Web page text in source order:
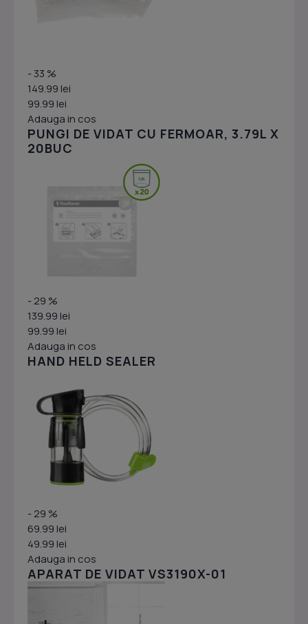
- 33 %
149.99 lei
99.99 lei
Adauga in cos
PUNGI DE VIDAT CU FERMOAR, 3.79L X
20BUC
- 29 %
139.99 lei
99.99 lei
Adauga in cos
HAND HELD SEALER
- 29 %
69.99 lei
49.99 lei
Adauga in cos
APARAT DE VIDAT VS3190X-01